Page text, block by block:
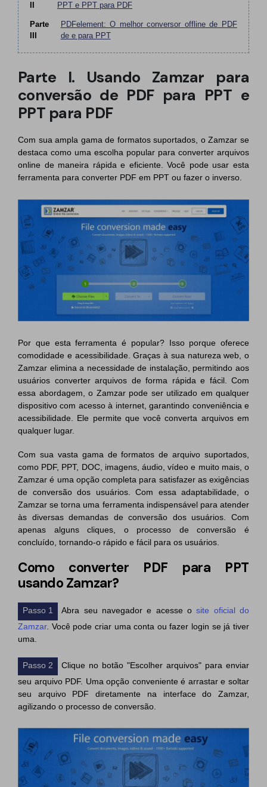
Gerador de imagens com IA
Suporte
Central de Downloads
PPT e PPT para PDF
Parte
PDFelement: O melhor conversor offline de PDF
de e para PPT
Parte I. Usando Zamzar para
conversão de PDF para PPT e
PPT para PDF
Com sua ampla gama de formatos suportados, o Zamzar se
destaca como uma escolha popular para converter arquivos
online de maneira rápida e eficiente. Você pode usar esta
ferramenta para converter PDF em PPT ou fazer o inverso.
Por que esta ferramenta é popular? Isso porque oferece
comodidade e acessibilidade. Graças à sua natureza web, o
Zamzar elimina a necessidade de instalação, permitindo aos
usuários converter arquivos de forma rápida e fácil. Com
essa abordagem, o Zamzar pode ser utilizado em qualquer
dispositivo com acesso à internet, garantindo conveniência e
acessibilidade. Ele permite que você converta arquivos em
qualquer lugar.
Com sua vasta gama de formatos de arquivo suportados,
como PDF, PPT, DOC, imagens, áudio, vídeo e muito mais, o
Zamzar é uma opção completa para satisfazer as exigências
de conversão dos usuários. Com essa adaptabilidade, o
Zamzar se torna uma ferramenta indispensável para atender
às diversas demandas de conversão dos usuários. Com
apenas alguns cliques, o processo de conversão é
concluído, tornando-o rápido e fácil para os usuários.
Como converter PDF para PPT
usando Zamzar?
Passo 1 Abra seu navegador e acesse osite oficial do
Zamzar. Você pode criar uma conta ou fazer login se já tiver
uma.
Passo 2
Clique no botão "Escolher arquivos" para enviar
seu arquivo PDF. Uma opção conveniente é arrastar e soltar
seu arquivo PDF diretamente na interface do Zamzar,
agilizando o processo de conversão.